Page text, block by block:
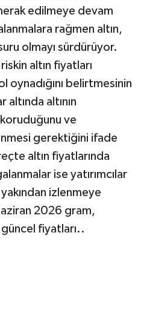
edilmeye devam
rağmen altın,
olmayı sürdürüyor.
altın fiyatları
belirtmesinin
altında altının
koruduğunu ve
gerektiğini ifade
altın fiyatlarında
ise yatırımcılar
izlenmeye
2026 gram,
fiyatları..